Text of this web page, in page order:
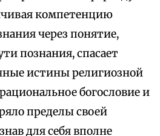
компетенцию
через понятие,
познания, спасает
истины религиозной
богословие и
пределы своей
для себя вполне